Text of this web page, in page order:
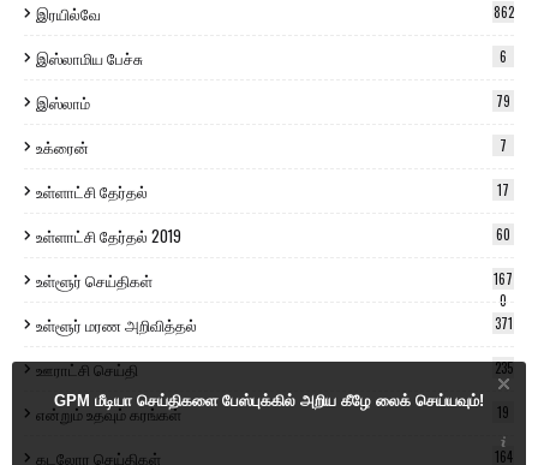
இரயில்வே 862
இஸ்லாமிய பேச்சு 6
இஸ்லாம் 79
உக்ரைன் 7
உள்ளாட்சி தேர்தல் 17
உள்ளாட்சி தேர்தல் 2019 60
உள்ளூர் செய்திகள்
167
0
உள்ளூர் மரண அறிவித்தல் 371
ஊராட்சி செய்தி 235
என்றும் உதவும் கரங்கள் 19
கடலோர செய்திகள் 164
GPM மீடியா செய்திகளை பேஸ்புக்கில் அறிய கீழே லைக் செய்யவும்!